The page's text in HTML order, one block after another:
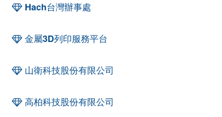
Hach台灣辦事處
金屬3D列印服務平台
山衛科技股份有限公司
高柏科技股份有限公司